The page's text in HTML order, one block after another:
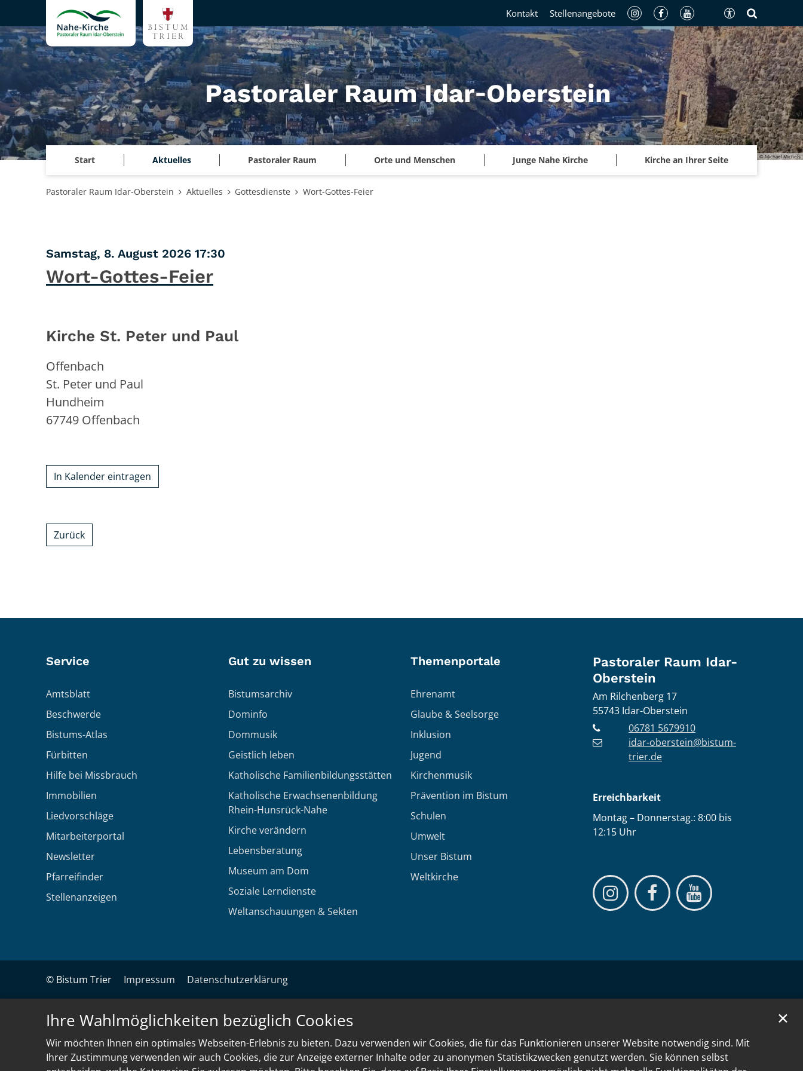
Ihre Wahlmöglichkeiten bezüglich Cookies
Wir möchten Ihnen ein optimales Webseiten-Erlebnis zu bieten. Dazu verwenden wir Cookies, die für das Funktionieren unserer Website notwendig sind. Mit
Ihrer Zustimmung verwenden wir auch Cookies, die zur Anzeige externer Inhalte oder zu anonymen Statistikzwecken genutzt werden. Sie können selbst
✕
Zum Inhalt springen
© Michael Michels
Pastoraler Raum Idar‑Oberstein
Start Aktuelles Pastoraler Raum Orte und Menschen Junge Nahe Kirche Kirche an Ihrer Seite
Kontakt Stellenangebote
Pastoraler Raum Idar-Oberstein Aktuelles Gottesdienste Wort-Gottes-Feier
Samstag, 8. August 2026 17:30
Wort-Gottes-Feier
Kirche St. Peter und Paul
Offenbach
St. Peter und Paul
Hundheim
67749 Offenbach
In Kalender eintragen
Zurück
Service
Amtsblatt
Beschwerde
Bistums-Atlas
Fürbitten
Hilfe bei Missbrauch
Immobilien
Liedvorschläge
Mitarbeiterportal
Newsletter
Pfarreifinder
Stellenanzeigen
Gut zu wissen
Bistumsarchiv
Dominfo
Dommusik
Geistlich leben
Katholische Familienbildungsstätten
Katholische Erwachsenenbildung
Rhein-Hunsrück-Nahe
Kirche verändern
Lebensberatung
Museum am Dom
Soziale Lerndienste
Weltanschauungen & Sekten
Themenportale
Ehrenamt
Glaube & Seelsorge
Inklusion
Jugend
Kirchenmusik
Prävention im Bistum
Schulen
Umwelt
Unser Bistum
Weltkirche
Pastoraler Raum Idar-
Oberstein
Am Rilchenberg 17
55743 Idar-Oberstein
06781 5679910
idar-oberstein@bistum-
trier.de
Erreichbarkeit
Montag – Donnerstag.: 8:00 bis
12:15 Uhr
© Bistum Trier Impressum Datenschutzerklärung